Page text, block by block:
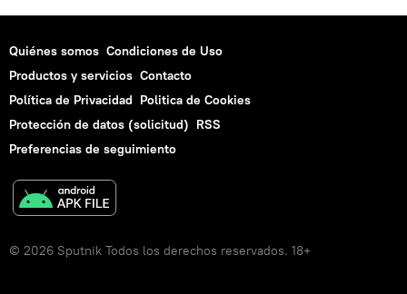
Quiénes somos Condiciones de Uso
Productos y servicios Contacto
Política de Privacidad Politica de Cookies
Protección de datos (solicitud) RSS
Preferencias de seguimiento
© 2026 Sputnik Todos los derechos reservados. 18+